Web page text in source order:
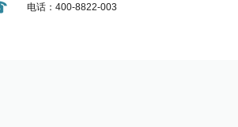
电话：400-8822-003